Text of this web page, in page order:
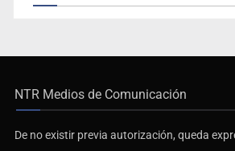
NTR Medios de Comunicación
De no existir previa autorización, queda